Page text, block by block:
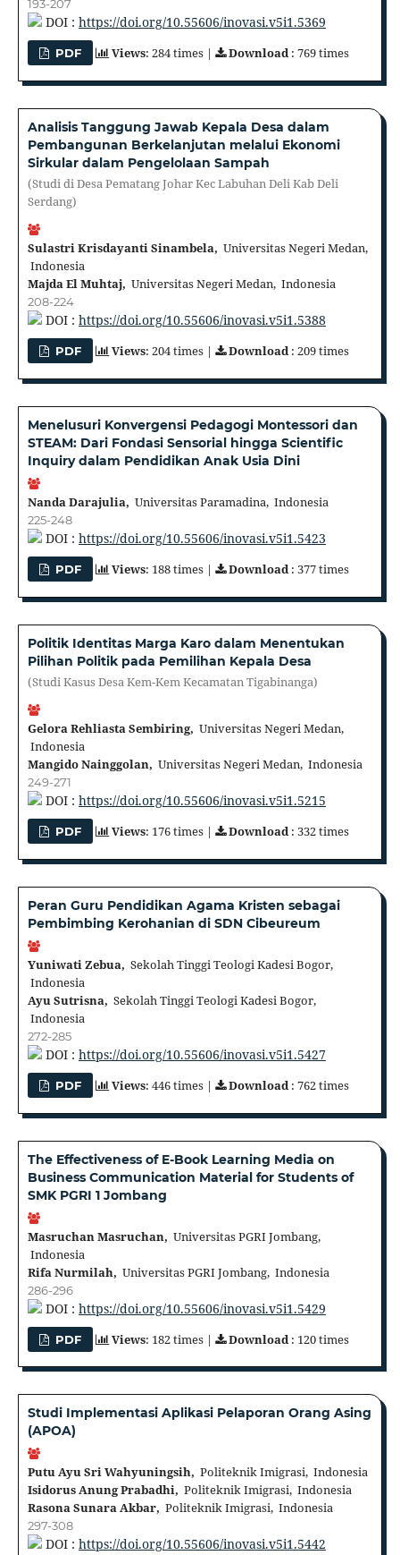
193-207
DOI : https://doi.org/10.55606/inovasi.v5i1.5369
PDF Views: 284 times | Download: 769 times
Analisis Tanggung Jawab Kepala Desa dalam
Pembangunan Berkelanjutan melalui Ekonomi
Sirkular dalam Pengelolaan Sampah
(Studi di Desa Pematang Johar Kec Labuhan Deli Kab Deli
Serdang)
Sulastri Krisdayanti Sinambela, Universitas Negeri Medan,
Indonesia
Majda El Muhtaj, Universitas Negeri Medan, Indonesia
208-224
DOI : https://doi.org/10.55606/inovasi.v5i1.5388
PDF Views: 204 times | Download: 209 times
Menelusuri Konvergensi Pedagogi Montessori dan
STEAM: Dari Fondasi Sensorial hingga Scientific
Inquiry dalam Pendidikan Anak Usia Dini
Nanda Darajulia, Universitas Paramadina, Indonesia
225-248
DOI : https://doi.org/10.55606/inovasi.v5i1.5423
PDF Views: 188 times | Download: 377 times
Politik Identitas Marga Karo dalam Menentukan
Pilihan Politik pada Pemilihan Kepala Desa
(Studi Kasus Desa Kem-Kem Kecamatan Tigabinanga)
Gelora Rehliasta Sembiring, Universitas Negeri Medan,
Indonesia
Mangido Nainggolan, Universitas Negeri Medan, Indonesia
249-271
DOI : https://doi.org/10.55606/inovasi.v5i1.5215
PDF Views: 176 times | Download: 332 times
Peran Guru Pendidikan Agama Kristen sebagai
Pembimbing Kerohanian di SDN Cibeureum
Yuniwati Zebua, Sekolah Tinggi Teologi Kadesi Bogor,
Indonesia
Ayu Sutrisna, Sekolah Tinggi Teologi Kadesi Bogor,
Indonesia
272-285
DOI : https://doi.org/10.55606/inovasi.v5i1.5427
PDF Views: 446 times | Download: 762 times
The Effectiveness of E-Book Learning Media on
Business Communication Material for Students of
SMK PGRI 1 Jombang
Masruchan Masruchan, Universitas PGRI Jombang,
Indonesia
Rifa Nurmilah, Universitas PGRI Jombang, Indonesia
286-296
DOI : https://doi.org/10.55606/inovasi.v5i1.5429
PDF Views: 182 times | Download: 120 times
Studi Implementasi Aplikasi Pelaporan Orang Asing
(APOA)
Putu Ayu Sri Wahyuningsih, Politeknik Imigrasi, Indonesia
Isidorus Anung Prabadhi, Politeknik Imigrasi, Indonesia
Rasona Sunara Akbar, Politeknik Imigrasi, Indonesia
297-308
DOI : https://doi.org/10.55606/inovasi.v5i1.5442